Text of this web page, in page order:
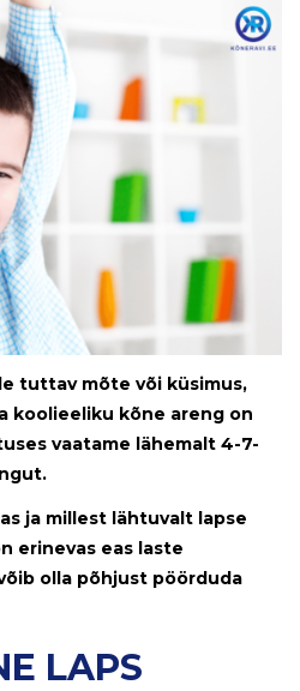
tuttav mõte või küsimus,
koolieeliku kõne areng on
vaatame lähemalt 4-7-
ja millest lähtuvalt lapse
erinevas eas laste
olla põhjust pöörduda
LAPS